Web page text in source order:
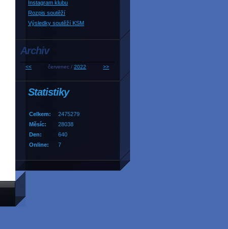
Instagram klubu
Rozpis soutěží
Výsledky soutěží KSM
Archiv
<< červenec / 2022 >>
Statistiky
Online: 7
Celkem:
2475279
Měsíc:
28038
Den:
640